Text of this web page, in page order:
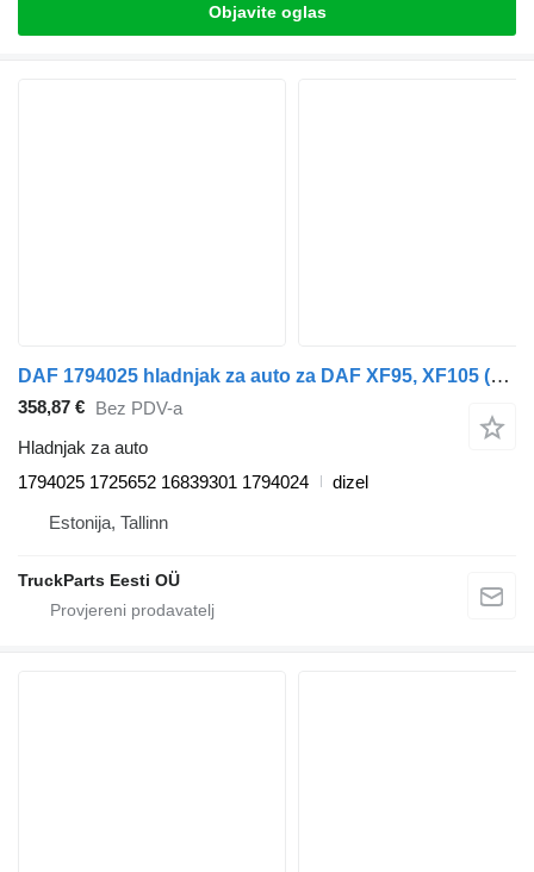
Objavite oglas
DAF 1794025 hladnjak za auto za DAF XF95, XF105 (2001-2014) tegljača
358,87 € Bez PDV-a
Hladnjak za auto
1794025 1725652 16839301 1794024
dizel
Estonija, Tallinn
TruckParts Eesti OÜ